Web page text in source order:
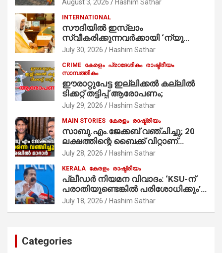
കുര്യൻ താമരശ്ശേരി
നിർവഹിക്കുന്നു.
August 3, 2026 Hashim Sathar
INTERNATIONAL
സൗദിയില്‍ ഇസ്‌ലാം
സ്വീകരിക്കുന്നവര്‍ക്കായി ‘ന്യൂ
മുസ്ലിം’ ഡിജിറ്റല്‍ കാര്‍ഡ് സേവനം
July 30, 2026 Hashim Sathar
CRIME കേരളം പ്രാദേശികം രാഷ്ട്രീയം
സാമ്പത്തികം
ഈരാറ്റുപേട്ട ഇല്ലിക്കൽ കല്ലിൽ
ടിക്കറ്റ് തട്ടിപ്പ് ആരോപണം;
July 29, 2026 Hashim Sathar
MAIN STORIES കേരളം രാഷ്ട്രീയം
സാബു.എം.ജേക്കബ് വഞ്ചിച്ചു; 20
ലക്ഷത്തിന്റെ ബൈക്ക് വിറ്റാണ്
തൃക്കാക്കരയില്‍ മത്സരിച്ചത്!
മാത്രമാണ് ഉണ്ടായിരുന്നത്;
സാബുവിന്റേത് വ്യക്തിപരമായ
നേട്ടത്തിനുള്ള പാര്‍ട്ടി; ഇപ്പോള്‍
ഫോണ്‍ വിളിച്ചാല്‍ എടുക്കില്ല;
തിരഞ്ഞെടുപ്പിലെ ദുരനുഭവങ്ങള്‍
July 28, 2026 Hashim Sathar
KERALA കേരളം രാഷ്ട്രീയം
പ്ലീഡർ നിയമന വിവാദം: ‘KSU-ന്
പരാതിയുണ്ടെങ്കിൽ പരിശോധിക്കും’;
രമേശ് ചെന്നിത്തല
July 18, 2026 Hashim Sathar
Categories